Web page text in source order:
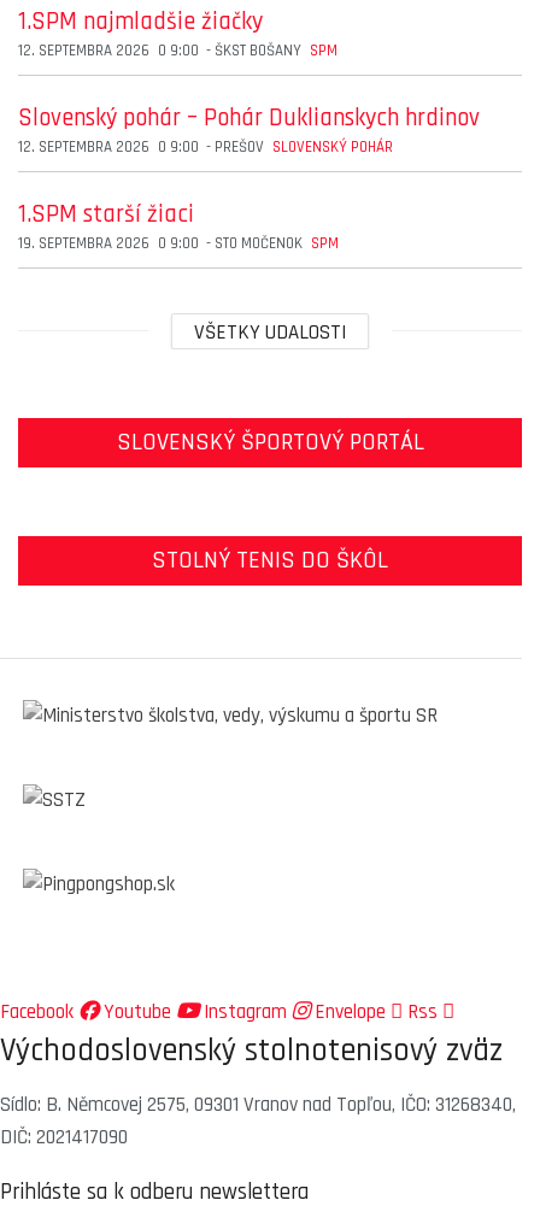
1.SPM najmladšie žiačky
12. SEPTEMBRA 2026 O 9:00 - ŠKST BOŠANY SPM
Slovenský pohár – Pohár Duklianskych hrdinov
12. SEPTEMBRA 2026 O 9:00 - PREŠOV SLOVENSKÝ POHÁR
1.SPM starší žiaci
19. SEPTEMBRA 2026 O 9:00 - STO MOČENOK SPM
VŠETKY UDALOSTI
SLOVENSKÝ ŠPORTOVÝ PORTÁL
STOLNÝ TENIS DO ŠKÔL
Facebook Youtube Instagram Envelope Rss
Východoslovenský stolnotenisový zväz
Sídlo: B. Němcovej 2575, 09301 Vranov nad Topľou, IČO: 31268340,
DIČ: 2021417090
Prihláste sa k odberu newslettera